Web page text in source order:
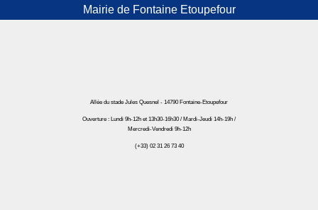
Mairie de Fontaine Etoupefour
Allée du stade Jules Quesnel - 14790 Fontaine-Etoupefour
Ouverture : Lundi 9h-12h et 13h30-16h30 / Mardi-Jeudi 14h-19h /
Mercredi-Vendredi 9h-12h
(+33) 02 31 26 73 40